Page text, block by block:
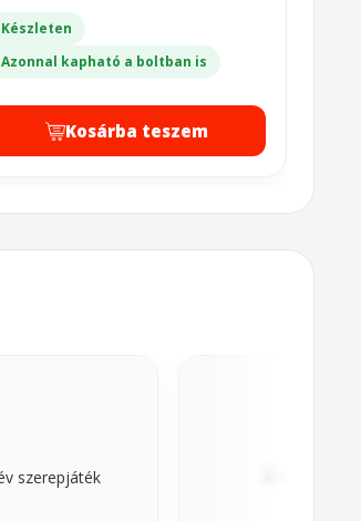
Készleten
Azonnal kapható a boltban is
Kosárba teszem